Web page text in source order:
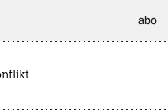
abo